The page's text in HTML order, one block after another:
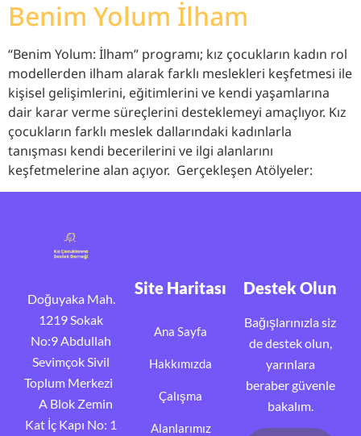
Benim Yolum İlham
“Benim Yolum: İlham” programı; kız çocukların kadın rol
modellerden ilham alarak farklı meslekleri keşfetmesi ile
kişisel gelişimlerini, eğitimlerini ve kendi yaşamlarına
dair karar verme süreçlerini desteklemeyi amaçlıyor. Kız
çocukların farklı meslek dallarındaki kadınlarla
tanışması kendi becerilerini ve ilgi alanlarını
keşfetmelerine alan açıyor. Gerçekleşen Atölyeler:
Doğuyaka Mah.
1219 Sokak
No:9 Abdullah
Sevimçok Sivil
Toplum Merkezi
A Blok Zemin
Kat İç Kapı No: 1
Site Haritası
Ana Sayfa
Hakkımızda
Çalışma
Alanlarımız
Destek Olun
Bağışlarınızla siz
de destek olun,
yarınlara
beraber güvenle
bakalım.